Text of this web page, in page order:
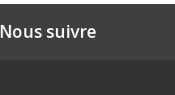
Nous suivre